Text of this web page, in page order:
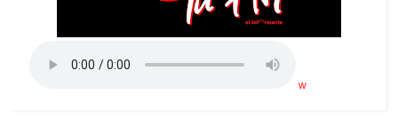
w